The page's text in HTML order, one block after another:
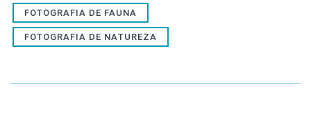
FOTOGRAFIA DE FAUNA
FOTOGRAFIA DE NATUREZA